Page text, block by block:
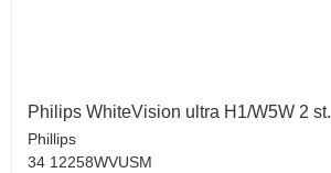
Philips WhiteVision ultra H1/W5W 2 st.
Phillips
34 12258WVUSM